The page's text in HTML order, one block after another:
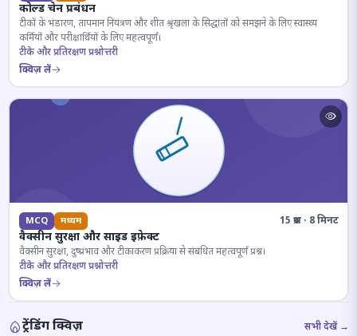
कोल्ड चेन प्रबंधन
टीकों के भंडारण, तापमान नियंत्रण और शीत श्रृंखला के सिद्धांतों को समझने के लिए स्वास्थ्य
कर्मियों और परीक्षार्थियों के लिए महत्वपूर्ण।
टीके और प्रतिरक्षण प्रश्नोत्तरी
क्विज़ लें
MCQ मध्यम 15 प्रश्न · 8 मिनट
वैक्सीन सुरक्षा और साइड इफ़ेक्ट
वैक्सीन सुरक्षा, दुष्प्रभाव और टीकाकरण प्रक्रिया से संबंधित महत्वपूर्ण प्रश्न।
टीके और प्रतिरक्षण प्रश्नोत्तरी
क्विज़ लें
ट्रेंडिंग क्विज़ सभी देखें →